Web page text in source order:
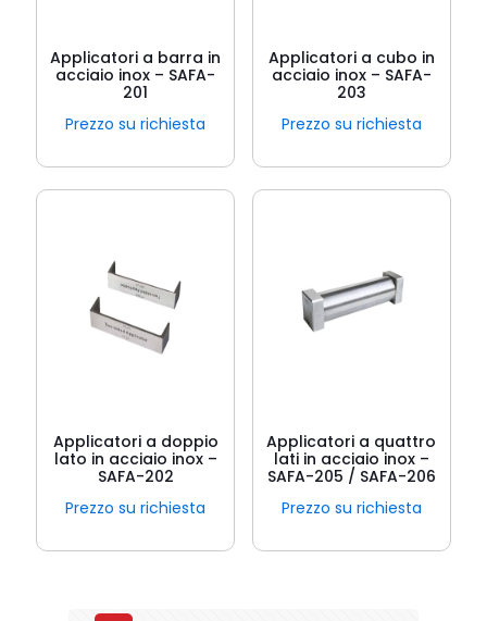
Applicatori a barra in
acciaio inox – SAFA-
201
Prezzo su richiesta
Applicatori a cubo in
acciaio inox – SAFA-
203
Prezzo su richiesta
Applicatori a doppio
lato in acciaio inox –
SAFA-202
Prezzo su richiesta
Applicatori a quattro
lati in acciaio inox –
SAFA-205 / SAFA-206
Prezzo su richiesta